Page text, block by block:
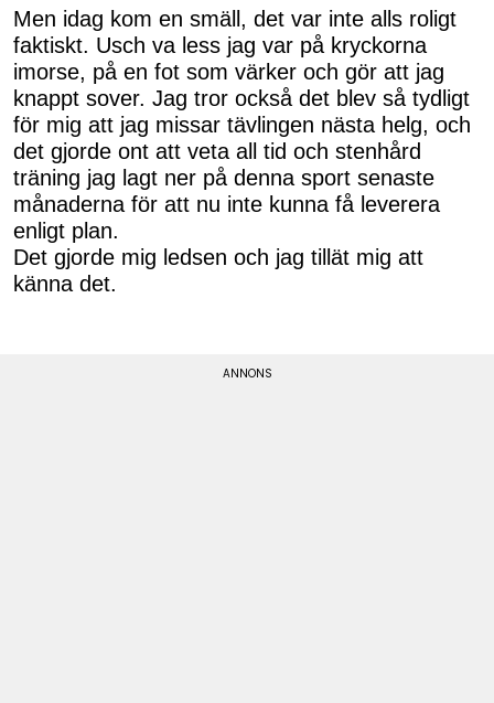
Men idag kom en smäll, det var inte alls roligt
faktiskt. Usch va less jag var på kryckorna
imorse, på en fot som värker och gör att jag
knappt sover. Jag tror också det blev så tydligt
för mig att jag missar tävlingen nästa helg, och
det gjorde ont att veta all tid och stenhård
träning jag lagt ner på denna sport senaste
månaderna för att nu inte kunna få leverera
enligt plan.
Det gjorde mig ledsen och jag tillät mig att
känna det.